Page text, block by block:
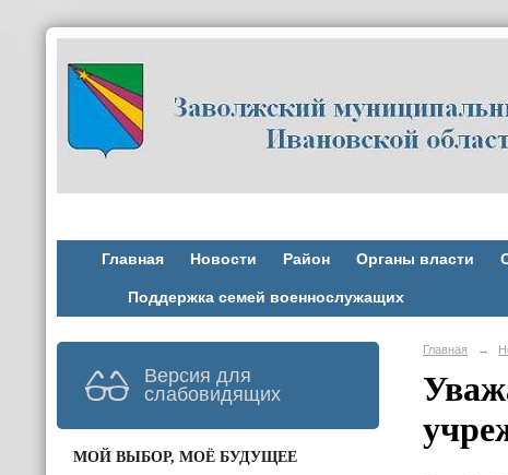
Главная Новости Район Органы власти
Поддержка семей военнослужащих
Версия для
слабовидящих
МОЙ ВЫБОР, МОЁ БУДУЩЕЕ
Главная →